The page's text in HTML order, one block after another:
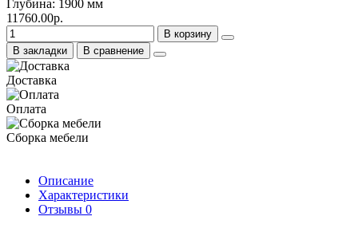
Глубина: 1900 мм
11760.00р.
В корзину
В закладки
В сравнение
Доставка
Оплата
Сборка мебели
Описание
Характеристики
Отзывы 0